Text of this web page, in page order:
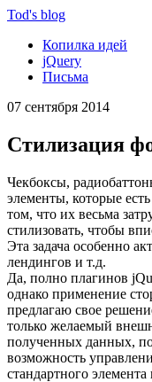
Tod's blog
Копилка идей
jQuery
Письма
07 сентября 2014
Стилизация
Чекбоксы,
элементы, которые
том, что их весьма
стилизовать, чтобы
Эта задача особенно
лендингов и т.д.
Да, полно плагинов
однако применение
предлагаю свое
только желаемый
полученных данных,
возможность
стандартного